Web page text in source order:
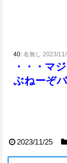
40: 名無し 2023/
・・・マ
ぶねーぞ
2023/11/25